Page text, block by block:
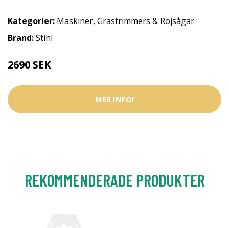
Kategorier: Maskiner, Grästrimmers & Röjsågar
Brand:Stihl
2690 SEK
MER INFO!
REKOMMENDERADE PRODUKTER